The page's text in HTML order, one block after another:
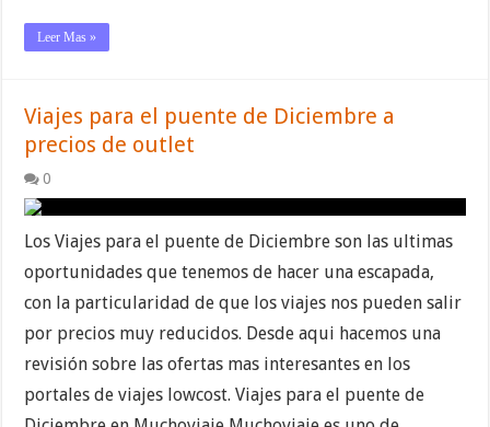
Leer Mas »
Viajes para el puente de Diciembre a
precios de outlet
0
Los Viajes para el puente de Diciembre son las ultimas
oportunidades que tenemos de hacer una escapada,
con la particularidad de que los viajes nos pueden salir
por precios muy reducidos. Desde aqui hacemos una
revisión sobre las ofertas mas interesantes en los
portales de viajes lowcost. Viajes para el puente de